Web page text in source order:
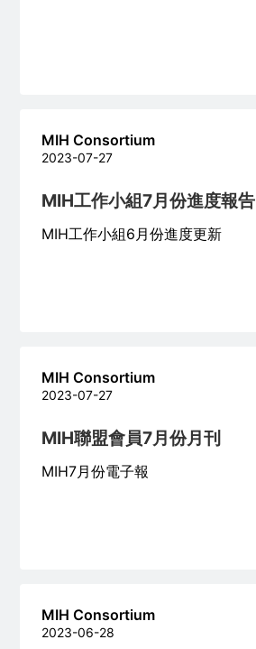
MIH Consortium
2023-07-27
MIH工作小組7月份進度報告
MIH工作小組6月份進度更新
MIH Consortium
2023-07-27
MIH聯盟會員7月份月刊
MIH7月份電子報
MIH Consortium
2023-06-28